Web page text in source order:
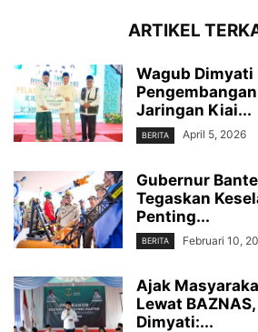
ARTIKEL
Wagub Dimyati
Jaringan Kiai...
BERITA April 5, 2026
Gubernur
Tegaskan
Penting...
BERITA Februari 10,
Ajak
Lewat
Dimyati:...